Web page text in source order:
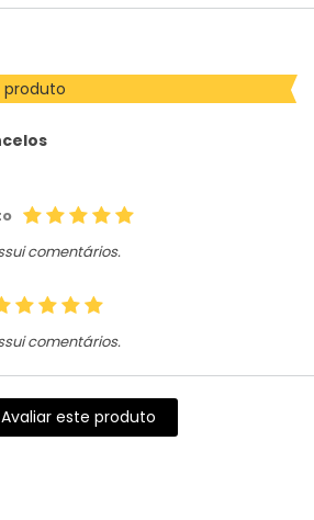
produto
comentários.
comentários.
este produto